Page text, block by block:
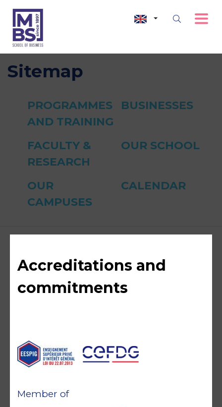
Sitemap
PROGRAMMES
AND TRAINING
BUSINESSES
FACULTY &
RESEARCH
OUR SCHOOL
OUR
CAMPUSES
CALENDAR
Accreditations and
commitments
Member of